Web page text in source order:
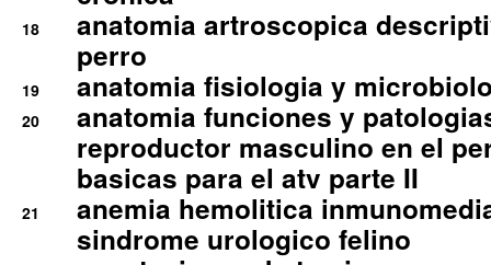
18
anatomia artroscopica
perro
19 anatomia fisiologia y
20
anatomia funciones y
reproductor masculino en el
basicas para el atv parte II
21
anemia hemolitica
sindrome urologico felino